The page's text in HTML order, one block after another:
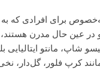
برای افرادی که به
در عین حال مدرن
شاپ، مانتو ایتالیایی
کرپ فلور، گل‌دار،